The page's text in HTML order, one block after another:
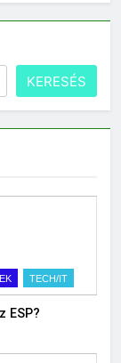
KERESÉS
TECH/IT
ESP?